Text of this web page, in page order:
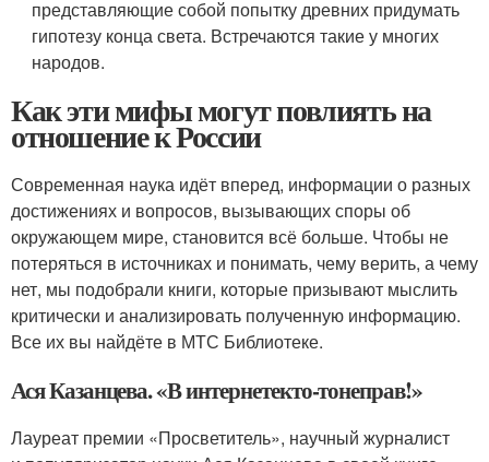
представляющие собой попытку древних придумать
гипотезу конца света. Встречаются такие у многих
народов.
Как эти мифы могут повлиять на
отношение к России
Современная наука идёт вперед, информации о разных
достижениях и вопросов, вызывающих споры об
окружающем мире, становится всё больше. Чтобы не
потеряться в источниках и понимать, чему верить, а чему
нет, мы подобрали книги, которые призывают мыслить
критически и анализировать полученную информацию.
Все их вы найдёте в МТС Библиотеке.
Ася Казанцева. «В интернетекто-тонеправ!»
Лауреат премии «Просветитель», научный журналист